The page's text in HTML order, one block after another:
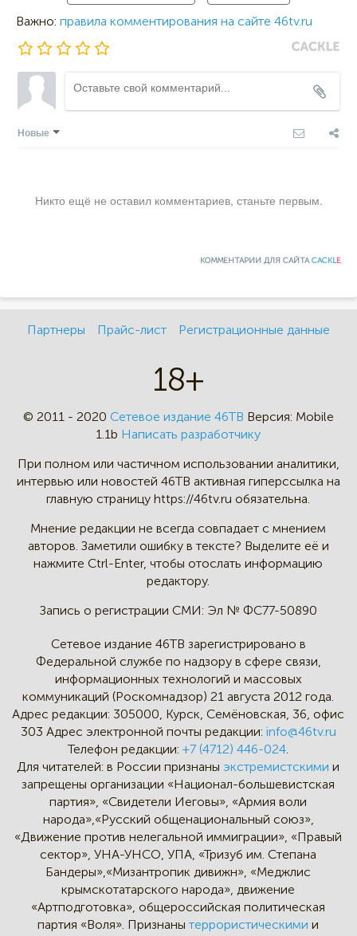
Важно: правила комментирования на сайте 46tv.ru
Новые
Никто ещё не оставил комментариев, станьте первым.
КОММЕНТАРИИ ДЛЯ САЙТАCACKLE
Партнеры Прайс-лист Регистрационные данные
18+
© 2011 - 2020 Сетевое издание 46ТВ Версия: Mobile
1.1b Написать разработчику
При полном или частичном использовании аналитики,
интервью или новостей 46TB активная гиперссылка на
главную страницу https://46tv.ru обязательна.
Мнение редакции не всегда совпадает с мнением
авторов. Заметили ошибку в тексте? Выделите её и
нажмите Ctrl-Enter, чтобы отослать информацию
редактору.
Запись о регистрации СМИ: Эл № ФС77-50890
Сетевое издание 46ТВ зарегистрировано в
Федеральной службе по надзору в сфере связи,
информационных технологий и массовых
коммуникаций (Роскомнадзор) 21 августа 2012 года.
Адрес редакции: 305000, Курск, Семёновская, 36, офис
303 Адрес электронной почты редакции: info@46tv.ru
Телефон редакции: +7 (4712) 446-024
Для читателей: в России признаныэкстремистскими и
запрещены организации «Национал-большевистская
партия», «Свидетели Иеговы», «Армия воли
народа»,«Русский общенациональный союз»,
«Движение против нелегальной иммиграции», «Правый
сектор», УНА-УНСО, УПА, «Тризуб им. Степана
Бандеры»,«Мизантропик дивижн», «Меджлис
крымскотатарского народа», движение
«Артподготовка», общероссийская политическая
партия «Воля». Признанытеррористическими и